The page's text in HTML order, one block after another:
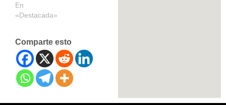
En
«Destacada»
Comparte esto